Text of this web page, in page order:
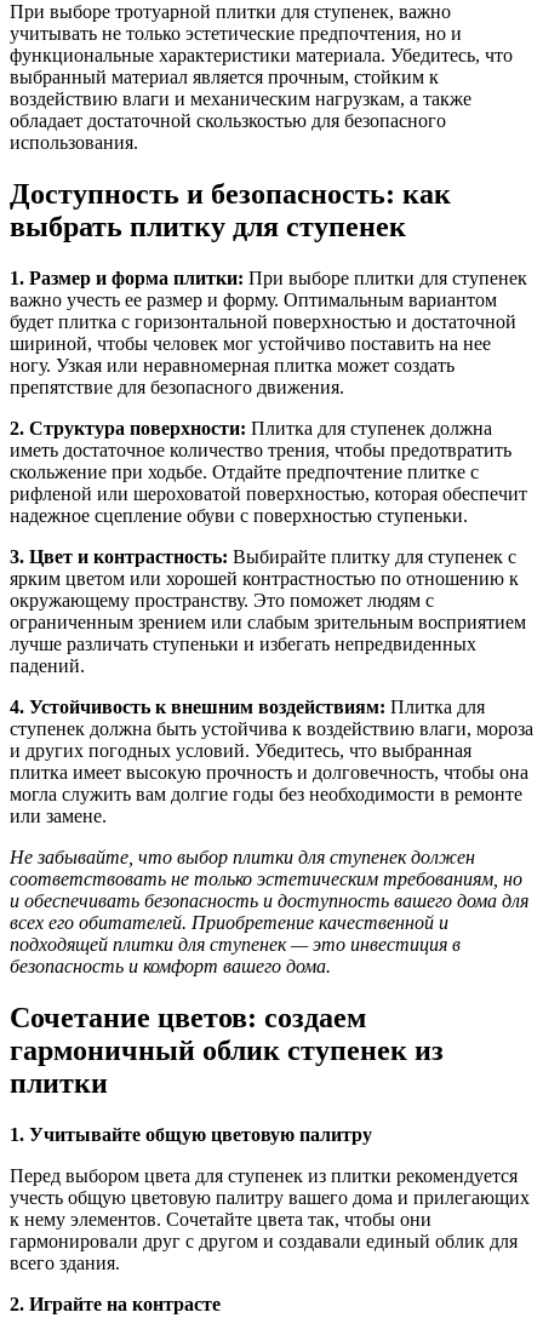
При выборе тротуарной плитки для ступенек, важно
учитывать не только эстетические предпочтения, но и
функциональные характеристики материала. Убедитесь, что
выбранный материал является прочным, стойким к
воздействию влаги и механическим нагрузкам, а также
обладает достаточной скользкостью для безопасного
использования.
Доступность и безопасность: как
выбрать плитку для ступенек
1. Размер и форма плитки: При выборе плитки для ступенек
важно учесть ее размер и форму. Оптимальным вариантом
будет плитка с горизонтальной поверхностью и достаточной
шириной, чтобы человек мог устойчиво поставить на нее
ногу. Узкая или неравномерная плитка может создать
препятствие для безопасного движения.
2. Структура поверхности: Плитка для ступенек должна
иметь достаточное количество трения, чтобы предотвратить
скольжение при ходьбе. Отдайте предпочтение плитке с
рифленой или шероховатой поверхностью, которая обеспечит
надежное сцепление обуви с поверхностью ступеньки.
3. Цвет и контрастность: Выбирайте плитку для ступенек с
ярким цветом или хорошей контрастностью по отношению к
окружающему пространству. Это поможет людям с
ограниченным зрением или слабым зрительным восприятием
лучше различать ступеньки и избегать непредвиденных
падений.
4. Устойчивость к внешним воздействиям: Плитка для
ступенек должна быть устойчива к воздействию влаги, мороза
и других погодных условий. Убедитесь, что выбранная
плитка имеет высокую прочность и долговечность, чтобы она
могла служить вам долгие годы без необходимости в ремонте
или замене.
Не забывайте, что выбор плитки для ступенек должен
соответствовать не только эстетическим требованиям, но
и обеспечивать безопасность и доступность вашего дома для
всех его обитателей. Приобретение качественной и
подходящей плитки для ступенек — это инвестиция в
безопасность и комфорт вашего дома.
Сочетание цветов: создаем
гармоничный облик ступенек из
плитки
1. Учитывайте общую цветовую палитру
Перед выбором цвета для ступенек из плитки рекомендуется
учесть общую цветовую палитру вашего дома и прилегающих
к нему элементов. Сочетайте цвета так, чтобы они
гармонировали друг с другом и создавали единый облик для
всего здания.
2. Играйте на контрасте